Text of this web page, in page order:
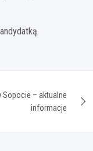
– aktualne
informacje